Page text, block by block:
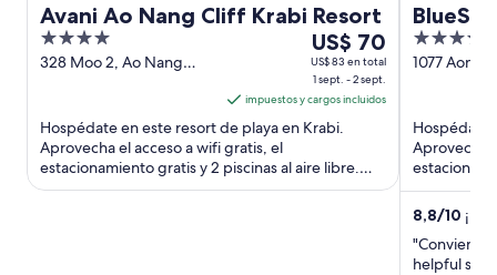
Avani Ao Nang Cliff Krabi Resort
4
out
328 Moo 2, Ao Nang
Del
1
sept
al
2
el
US$ 70
US$ 83 en total
1 sept. - 2 sept.
impuestos y cargos incluidos
Hospédate en este resort de playa en Krabi.
Aprovecha el acceso a wifi gratis, el
estacionamiento gratis y 2 piscinas al aire libre.
Nuestros huéspedes destacan ...
Beach
4
out
1077
Hospédate
Aprovecha
Nuestros
8,8/10
"Conviently
helpful